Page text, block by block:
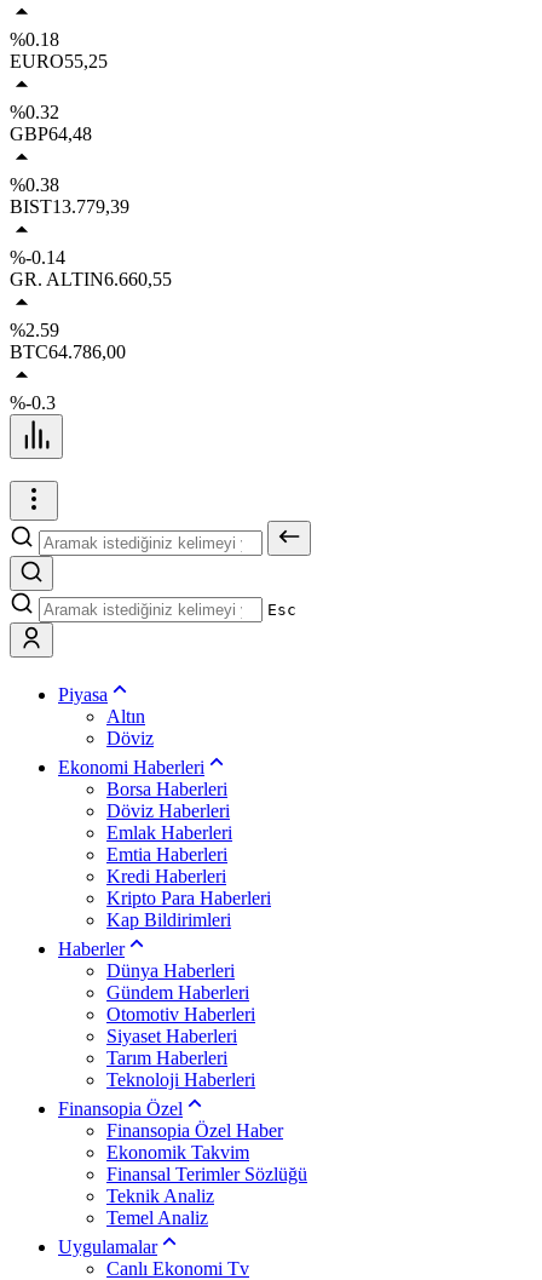
%0.18
EURO55,25
%0.32
GBP64,48
%0.38
BIST13.779,39
%-0.14
GR. ALTIN6.660,55
%2.59
BTC64.786,00
%-0.3
Esc
Piyasa
Altın
Döviz
Ekonomi Haberleri
Borsa Haberleri
Döviz Haberleri
Emlak Haberleri
Emtia Haberleri
Kredi Haberleri
Kripto Para Haberleri
Kap Bildirimleri
Haberler
Dünya Haberleri
Gündem Haberleri
Otomotiv Haberleri
Siyaset Haberleri
Tarım Haberleri
Teknoloji Haberleri
Finansopia Özel
Finansopia Özel Haber
Ekonomik Takvim
Finansal Terimler Sözlüğü
Teknik Analiz
Temel Analiz
Uygulamalar
Canlı Ekonomi Tv